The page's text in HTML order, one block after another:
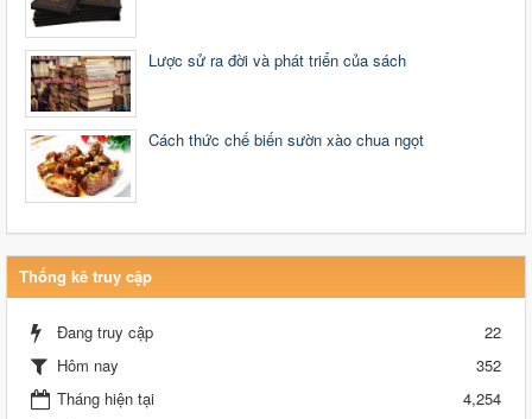
Lược sử ra đời và phát triển của sách
Cách thức chế biến sườn xào chua ngọt
Thống kê truy cập
Đang truy cập
22
Hôm nay
352
Tháng hiện tại
4,254